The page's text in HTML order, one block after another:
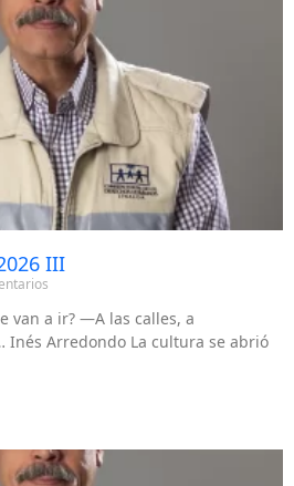
III
van a ir? —A las calles, a
Arredondo La cultura se abrió